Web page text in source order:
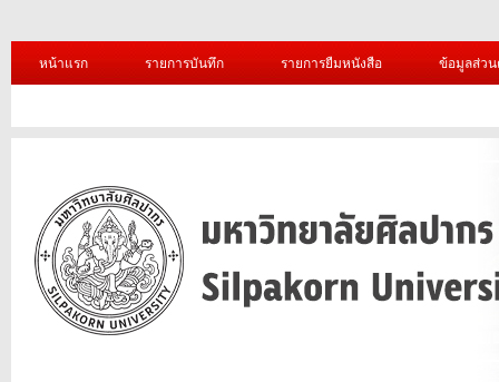
หน้าแรก รายการบันทึก รายการยืมหนังสือ ข้อมูลส่ว